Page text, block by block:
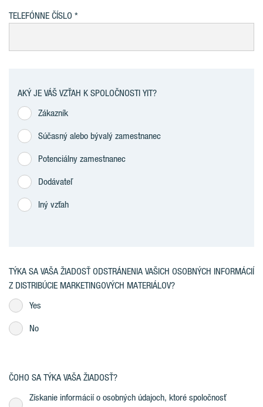
TELEFÓNNE ČÍSLO
AKÝ JE VÁŠ VZŤAH K SPOLOČNOSTI YIT?
Zákazník
Súčasný alebo bývalý zamestnanec
Potenciálny zamestnanec
Dodávateľ
Iný vzťah
TÝKA SA VAŠA ŽIADOSŤ ODSTRÁNENIA VAŠICH OSOBNÝCH INFORMÁCIÍ
Z DISTRIBÚCIE MARKETINGOVÝCH MATERIÁLOV?
Yes
No
ČOHO SA TÝKA VAŠA ŽIADOSŤ?
Získanie informácií o osobných údajoch, ktoré spoločnosť